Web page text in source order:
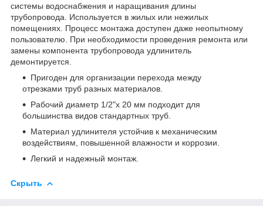
системы водоснабжения и наращивания длины
трубопровода. Используется в жилых или нежилых
помещениях. Процесс монтажа доступен даже неопытному
пользователю. При необходимости проведения ремонта или
замены компонента трубопровода удлинитель
демонтируется.
Пригоден для организации перехода между
отрезками труб разных материалов.
Рабочий диаметр 1/2"х 20 мм подходит для
большинства видов стандартных труб.
Материал удлинителя устойчив к механическим
воздействиям, повышенной влажности и коррозии.
Легкий и надежный монтаж.
Скрыть